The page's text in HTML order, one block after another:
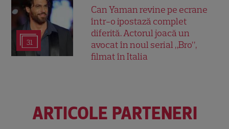
31
Can Yaman revine pe ecrane
într-o ipostază complet
diferită. Actorul joacă un
avocat în noul serial „Bro”,
filmat în Italia
ARTICOLE PARTENERI